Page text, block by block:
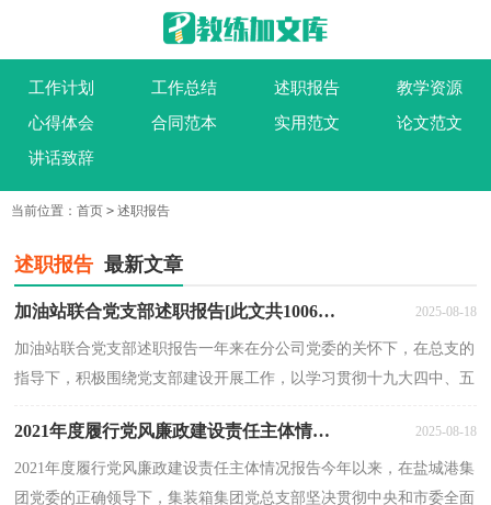
工作计划 工作总结 述职报告
教学资源
心得体会
合同范本 实用范文
论文范文
讲话致辞
当前位置： 首页 > 述职报告
述职报告 最新文章
加油站联合党支部述职报告[此文共1006字] 2025-08-18
加油站联合党支部述职报告一年来在分公司党委的关怀下，在总支的
指导下，积极围绕党支部建设开展工作，以学习贯彻十九大四中、五
2021年度履行党风廉政建设责任主体情况报告[此文共1616字] 2025-08-18
2021年度履行党风廉政建设责任主体情况报告今年以来，在盐城港集
团党委的正确领导下，集装箱集团党总支部坚决贯彻中央和市委全面